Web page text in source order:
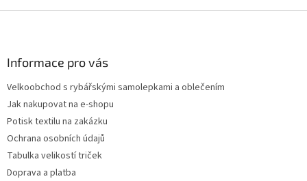
Informace pro vás
Velkoobchod s rybářskými samolepkami a oblečením
Jak nakupovat na e-shopu
Potisk textilu na zakázku
Ochrana osobních údajů
Tabulka velikostí triček
Doprava a platba